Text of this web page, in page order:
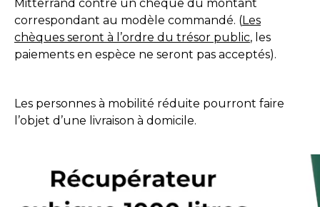
Mitterrand contre un chèque du montant
correspondant au modèle commandé. (Les
chèques seront à l’ordre du trésor public, les
paiements en espèce ne seront pas acceptés).
Les personnes à mobilité réduite pourront faire
l’objet d’une livraison à domicile.